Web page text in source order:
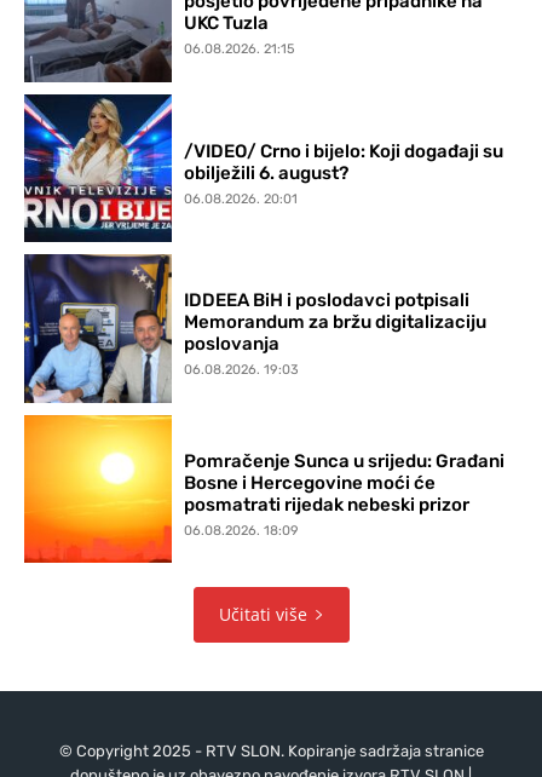
UKC Tuzla
06.08.2026. 21:15
/VIDEO/ Crno i bijelo: Koji događaji su
obilježili 6. august?
06.08.2026. 20:01
IDDEEA BiH i poslodavci potpisali
Memorandum za bržu digitalizaciju
poslovanja
06.08.2026. 19:03
Pomračenje Sunca u srijedu: Građani
Bosne i Hercegovine moći će
posmatrati rijedak nebeski prizor
06.08.2026. 18:09
Učitati više
© Copyright 2025 - RTV SLON. Kopiranje sadržaja stranice